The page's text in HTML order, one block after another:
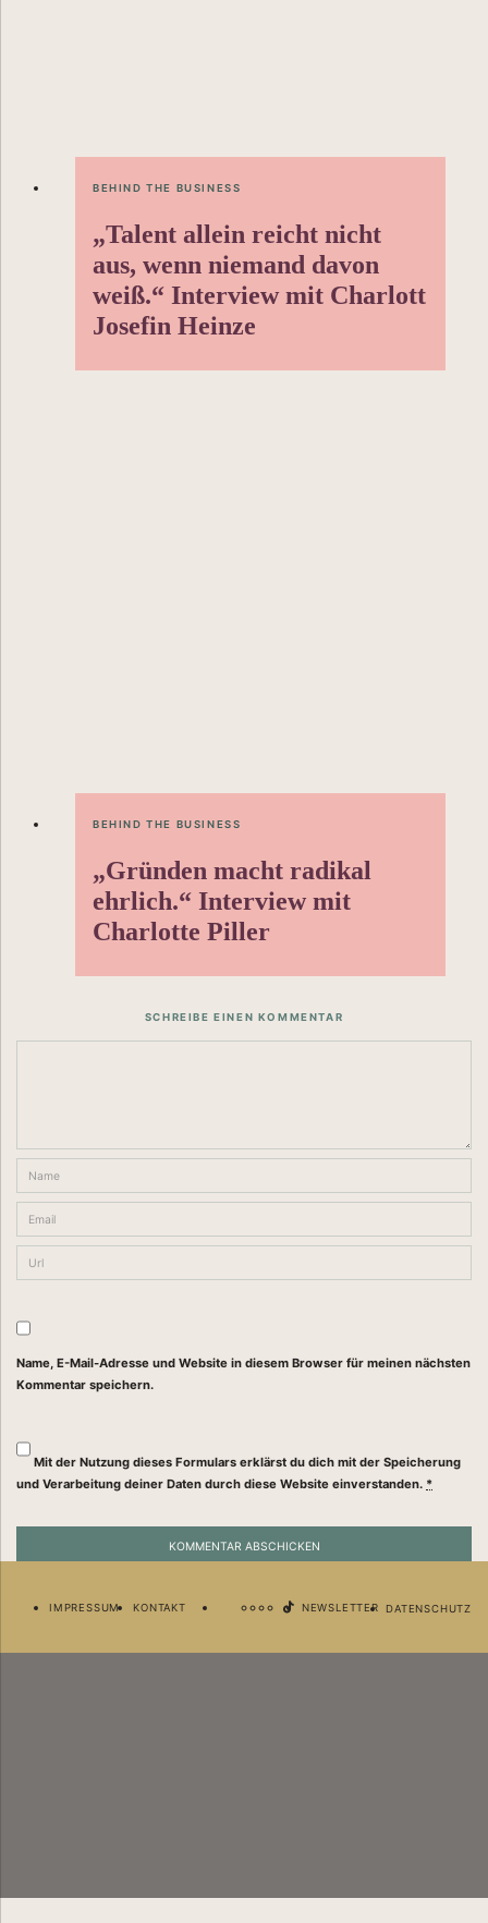
BEHIND THE BUSINESS
„Talent allein reicht nicht
aus, wenn niemand davon
weiß.“ Interview mit Charlott
Josefin Heinze
BEHIND THE BUSINESS
„Gründen macht radikal
ehrlich.“ Interview mit
Charlotte Piller
SCHREIBE EINEN KOMMENTAR
Name, E-Mail-Adresse und Website in diesem Browser für meinen nächsten
Kommentar speichern.
Mit der Nutzung dieses Formulars erklärst du dich mit der Speicherung
und Verarbeitung deiner Daten durch diese Website einverstanden. *
IMPRESSUM KONTAKT NEWSLETTER DATENSCHUTZ
Newsletter
Deine Business Besties im Postfach. Abonniere jetzt unseren Newsletter.